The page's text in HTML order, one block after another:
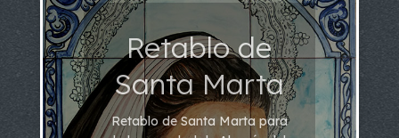
Retablo de
Santa Marta
Retablo de Santa Marta para
la hermandad de Almería del